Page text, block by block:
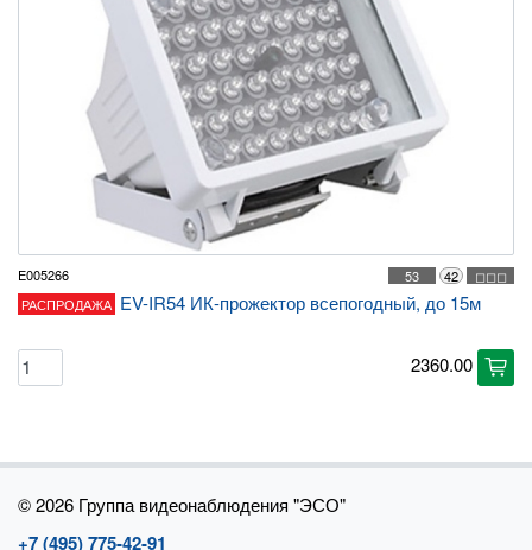
E005266 ◻◻◻
42
53
РАСПРОДАЖА EV-IR54 ИК-прожектор всепогодный, до 15м
2360.00 cart
©2026 Группа видеонаблюдения "ЭСО"
+7 (495) 775-42-91